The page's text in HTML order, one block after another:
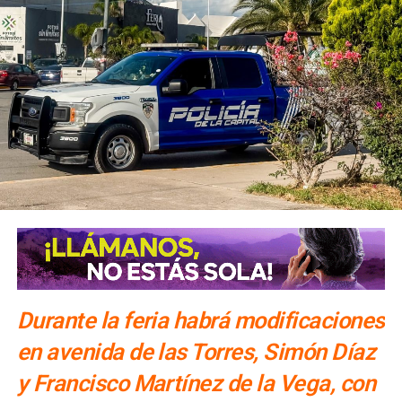
durante la administración . Añadió que elparque lineal
Tatanacho se integra a la visión de recuperación de
espacios públicos de Caminos de Paz,por lo que será
entregado rehabilitado, iluminado y con intervenciones en
sus inmediaciones.
María Eugenia Vilet,en representación de las familias
beneficiarias, destacó que el inicio de los trabajos
representa una respuesta a décadas de solicitudes
vecinales y lo calificó como un acto de justicia social.
del Gobierno de la Capital a sus peticiones. En el
arranque participaron representantes de la Mesa de
Paz, en coordinación con el Gobierno Federal
Durante la feria habrá modificaciones
en avenida de las Torres, Simón Díaz
y Francisco Martínez de la Vega, con